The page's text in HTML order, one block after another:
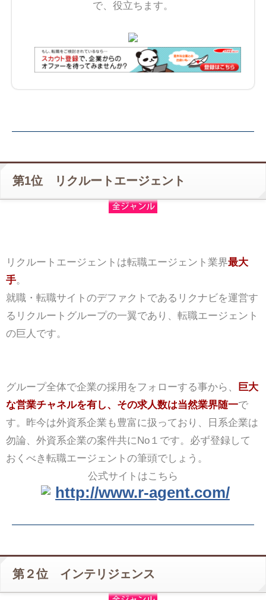
で、役立ちます。
第1位 リクルートエージェント
リクルートエージェントは転職エージェント業界最大
手。
就職・転職サイトのデファクトであるリクナビを運営す
るリクルートグループの一翼であり、転職エージェント
の巨人です。
グループ全体で企業の採用をフォローする事から、
巨大
な営業チャネルを有し、その求人数は当然業界随一で
す。昨今は外資系企業も豊富に扱っており、日系企業は
勿論、外資系企業の案件共にNo１です。必ず登録して
おくべき転職エージェントの筆頭でしょう。
公式サイトはこちら
http://www.r-agent.com/
第２位 インテリジェンス